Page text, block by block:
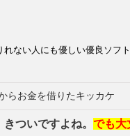
ない人にも優しい優良ソフ
らお金を借りたキッカケ
ついですよね。 でも大